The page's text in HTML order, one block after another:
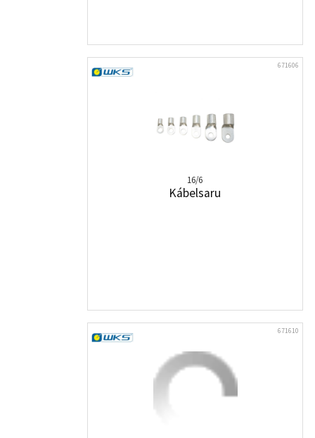
671606
16/6
Kábelsaru
671610